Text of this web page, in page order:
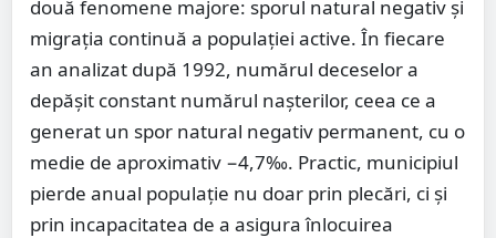
două fenomene majore: sporul natural negativ și
migrația continuă a populației active. În fiecare
an analizat după 1992, numărul deceselor a
depășit constant numărul nașterilor, ceea ce a
generat un spor natural negativ permanent, cu o
medie de aproximativ −4,7‰. Practic, municipiul
pierde anual populație nu doar prin plecări, ci și
prin incapacitatea de a asigura înlocuirea